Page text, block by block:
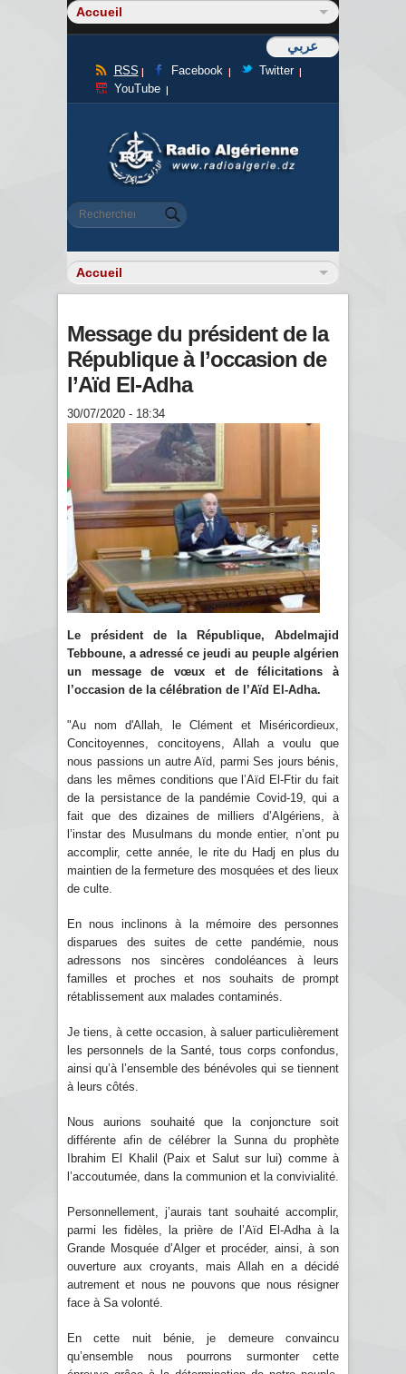
عربي
RSS Facebook
Twitter
YouTube
Formulaire de recherche
Rechercher
Message du président de la
République à l’occasion de
l’Aïd El-Adha
30/07/2020 - 18:34
Le président de la République, Abdelmajid
Tebboune, a adressé ce jeudi au peuple algérien
un message de vœux et de félicitations à
l’occasion de la célébration de l’Aïd El-Adha.
"Au nom d'Allah, le Clément et Miséricordieux,
Concitoyennes, concitoyens, Allah a voulu que
nous passions un autre Aïd, parmi Ses jours bénis,
dans les mêmes conditions que l’Aïd El-Ftir du fait
de la persistance de la pandémie Covid-19, qui a
fait que des dizaines de milliers d’Algériens, à
l’instar des Musulmans du monde entier, n’ont pu
accomplir, cette année, le rite du Hadj en plus du
maintien de la fermeture des mosquées et des lieux
de culte.
En nous inclinons à la mémoire des personnes
disparues des suites de cette pandémie, nous
adressons nos sincères condoléances à leurs
familles et proches et nos souhaits de prompt
rétablissement aux malades contaminés.
Je tiens, à cette occasion, à saluer particulièrement
les personnels de la Santé, tous corps confondus,
ainsi qu’à l’ensemble des bénévoles qui se tiennent
à leurs côtés.
Nous aurions souhaité que la conjoncture soit
différente afin de célébrer la Sunna du prophète
Ibrahim El Khalil (Paix et Salut sur lui) comme à
l’accoutumée, dans la communion et la convivialité.
Personnellement, j’aurais tant souhaité accomplir,
parmi les fidèles, la prière de l’Aïd El-Adha à la
Grande Mosquée d’Alger et procéder, ainsi, à son
ouverture aux croyants, mais Allah en a décidé
autrement et nous ne pouvons que nous résigner
face à Sa volonté.
En cette nuit bénie, je demeure convaincu
qu’ensemble nous pourrons surmonter cette